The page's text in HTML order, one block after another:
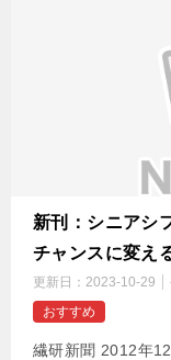
新刊：シニアシ
チャンスに変え
更新日： 2023-10-29
おすすめ
繊研新聞 2012年